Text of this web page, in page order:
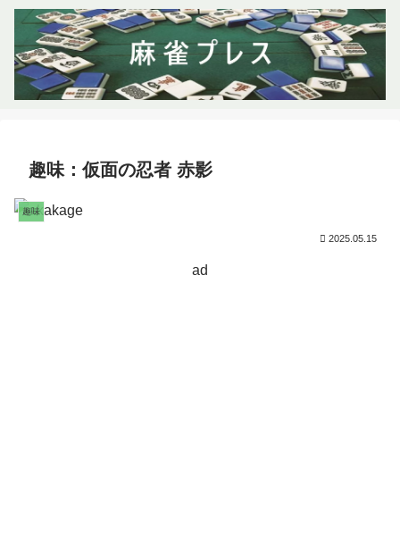
趣味：仮面の忍者 赤影
趣味
2025.05.15
ad